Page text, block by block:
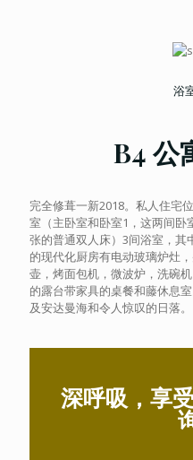
浴
B4 公
完全修葺一新2018。私人住宅
室（主卧室和卧室1，这两间
张的普通双人床）3间浴室，其
的现代化厨房有电动玻璃炉灶
壶，烤面包机，微波炉，洗碗
的露台带家具的桌餐和藤休息
及安达曼海和令人惊叹的日落。
深呼吸，享